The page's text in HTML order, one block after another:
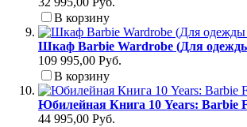
В корзину
Шкаф Barbie Wardrobe (Для
109 995,00 Руб.
В корзину
Юбилейная Книга 10 Years: Barbie
44 995,00 Руб.